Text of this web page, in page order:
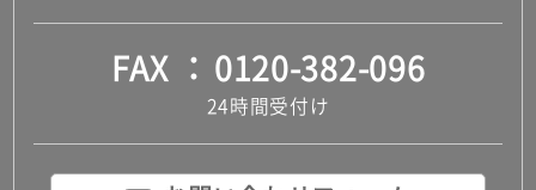
FAX 0120-382-096
24時間受付け